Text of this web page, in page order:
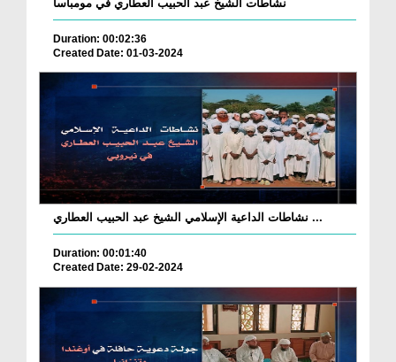
نشاطات الشيخ عبد الحبيب العطاري في مومباسا
Duration: 00:02:36
Created Date: 01-03-2024
نشاطات الداعية الإسلامي الشيخ عبد الحبيب العطاري ...
Duration: 00:01:40
Created Date: 29-02-2024